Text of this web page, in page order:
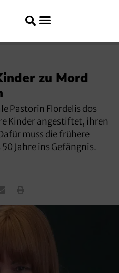
zu Mord
Pastorin Flordelis dos
Kinder angestiftet, ihren
muss die frühere
Jahre ins Gefängnis.